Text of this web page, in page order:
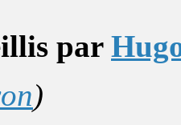
par
)